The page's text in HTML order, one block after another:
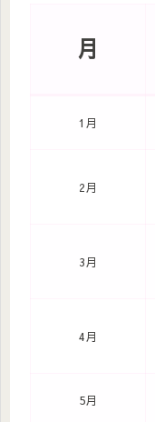
月
1月
2月
3月
4月
5月